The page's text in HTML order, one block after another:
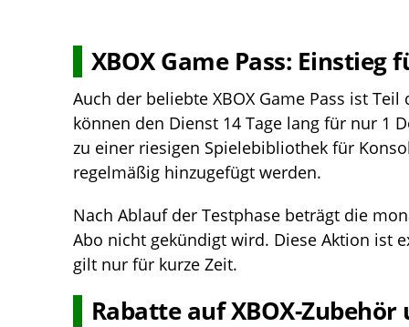
XBOX Game Pass: Einstieg
Auch der beliebte XBOX Game Pass ist
können den Dienst 14 Tage lang für nur 1
zu einer riesigen Spielebibliothek für
regelmäßig hinzugefügt werden.
Nach Ablauf der Testphase beträgt die
Abo nicht gekündigt wird. Diese Aktion ist
gilt nur für kurze Zeit.
Rabatte auf XBOX-Zubehör